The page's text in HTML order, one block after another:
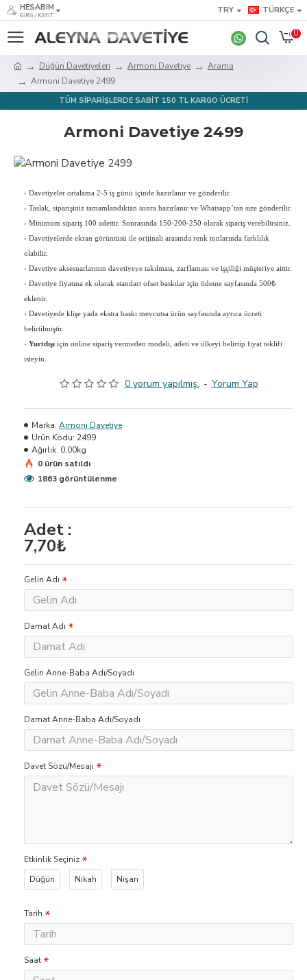
HESABIM
GIRIŞ / KAYIT
TRY TÜRKÇE
0
Düğün Davetiyeleri Armoni Davetiye
Arama
Armoni Davetiye 2499
TÜM SİPARİŞLERDE SABİT 150 TL KARGO ÜCRETİ
Armoni Davetiye 2499
› Davetiyeler ortalama 2-5 iş günü içinde hazırlanır ve gönderilir.
› Taslak, siparişiniz tamamlandıktan sonra hazırlanır ve Whatsapp’tan size gönderilir.
› Minimum sipariş 100 adettir. Sonrasında 150-200-250 olarak sipariş verebilirsiniz.
› Davetiyelerde ekran görüntüsü ile orijinali arasında renk tonlarında farklılık
olabilir.
› Davetiye aksesuarlarının davetiyeye takılması, zarflaması ve işçiliği müşteriye aittir.
› Davetiye fiyatına ek olarak standart ofset baskılar için ödeme sayfasında 500₺
eklenir.
› Davetiyede klişe yada ekstra baskı mevcutsa ürün sayfasında ayrıca ücreti
belirtilmiştir.
› Yurtdışı için online sipariş vermeden modeli, adeti ve ülkeyi belirtip fiyat teklifi
isteyin.
0 yorum yapılmış. - Yorum Yap
Adet :
7,70₺
Marka: Armoni Davetiye
Ürün Kodu: 2499
Ağırlık: 0.00kg
0 ürün satıldı
1863 görüntülenme
Gelin Adı
Damat Adı
Gelin Anne-Baba Adı/Soyadı
Damat Anne-Baba Adı/Soyadı
Davet Sözü/Mesajı
Etkinlik Seçiniz
Düğün
Nikah Nişan
Tarih
Saat